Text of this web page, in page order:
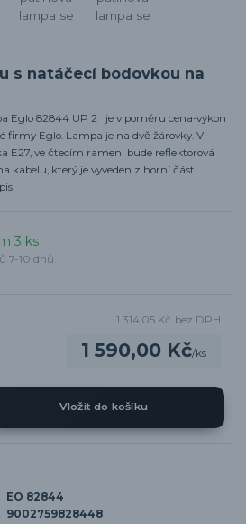
s natáčecí bodovkou na
Eglo 82844 UP 2 je v poměru cena-výkon
firmy Eglo. Lampa je na dvě žárovky. V
E27, ve čtecím rameni bude reflektorová
kabelu, který je vyveden z horní části
3 ks
7-10 dnů
1 590,00 Kč/ks
1 314,05 Kč bez DPH
Vložit do košíku
EO 82844
9002759828448